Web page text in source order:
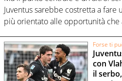
Juventus sarebbe costretta a fare
più orientato alle opportunità che
Forse ti
con
il